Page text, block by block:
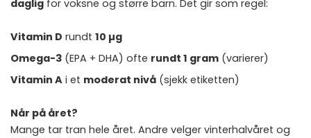
daglig for voksne og større barn. Det gir som regel:
Vitamin D rundt 10 µg
Omega-3 (EPA + DHA) ofte rundt 1 gram (varierer)
Vitamin A i et moderat nivå (sjekk etiketten)
Når på året?
Mange tar tran hele året. Andre velger vinterhalvåret og